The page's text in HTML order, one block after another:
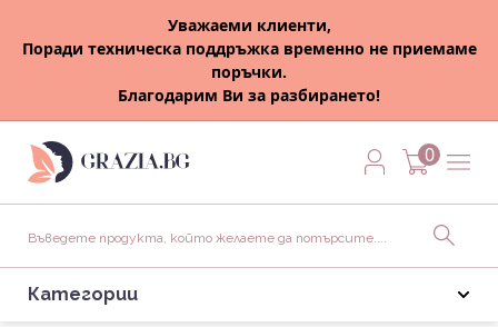
Уважаеми клиенти,
Поради техническа поддръжка временно не приемаме
поръчки.
Благодарим Ви за разбирането!
0
Категории